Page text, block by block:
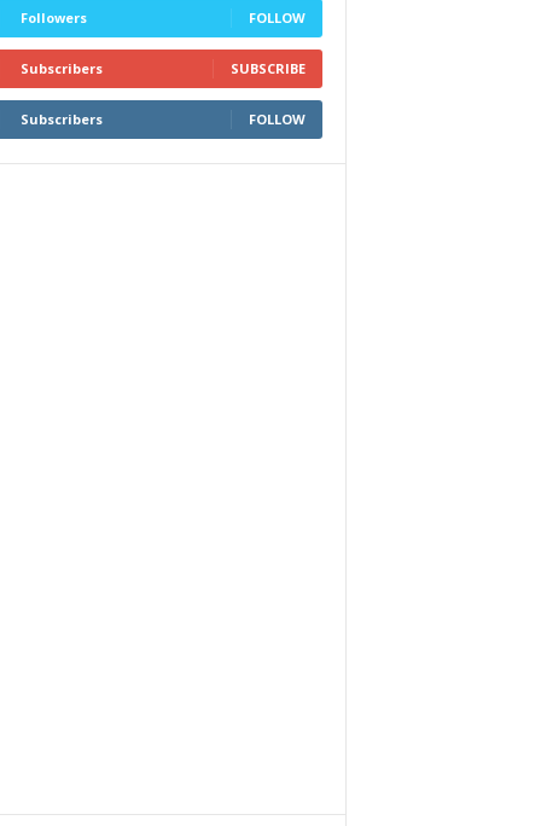
Followers FOLLOW
Subscribers SUBSCRIBE
Subscribers FOLLOW